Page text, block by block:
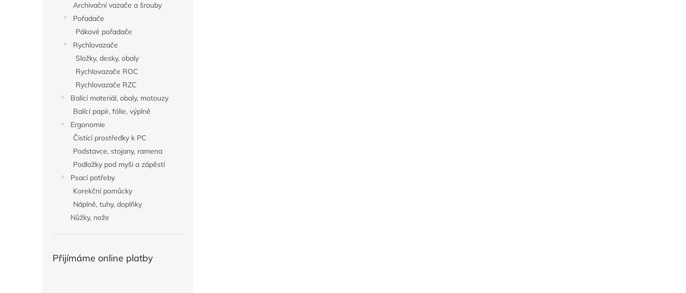
Archivační vazače a šrouby
Pořadače
Pákové pořadače
Rychlovazače
Složky, desky, obaly
Rychlovazače ROC
Rychlovazače RZC
Balící materiál, obaly, motouzy
Balící papír, fólie, výplně
Ergonomie
Čistící prostředky k PC
Podstavce, stojany, ramena
Podložky pod myši a zápěstí
Psací potřeby
Korekční pomůcky
Náplně, tuhy, doplňky
Nůžky, nože
Přijímáme online platby